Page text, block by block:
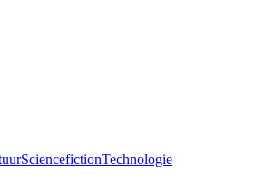
SciencefictionTechnologie